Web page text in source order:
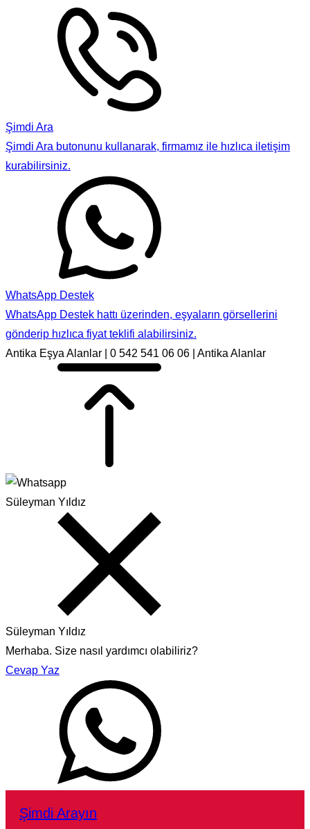
Şimdi Ara
Şimdi Ara butonunu kullanarak, firmamız ile hızlıca iletişim
kurabilirsiniz.
WhatsApp Destek
WhatsApp Destek hattı üzerinden, eşyaların görsellerini
gönderip hızlıca fiyat teklifi alabilirsiniz.
Antika Eşya Alanlar | 0 542 541 06 06 | Antika Alanlar
Süleyman Yıldız
Süleyman Yıldız
Merhaba. Size nasıl yardımcı olabiliriz?
Cevap Yaz
Şimdi Arayın